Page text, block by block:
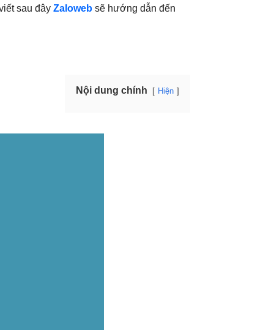
sau đây Zaloweb sẽ hướng dẫn đến
Nội dung chính Hiện